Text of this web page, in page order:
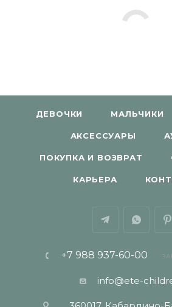
ДЕВОЧКИ МАЛЬЧИКИ
АКСЕССУАРЫ
ПОКУПКА И ВОЗВРАТ
КАРЬЕРА
+7 988 937-60-00
info@ete-